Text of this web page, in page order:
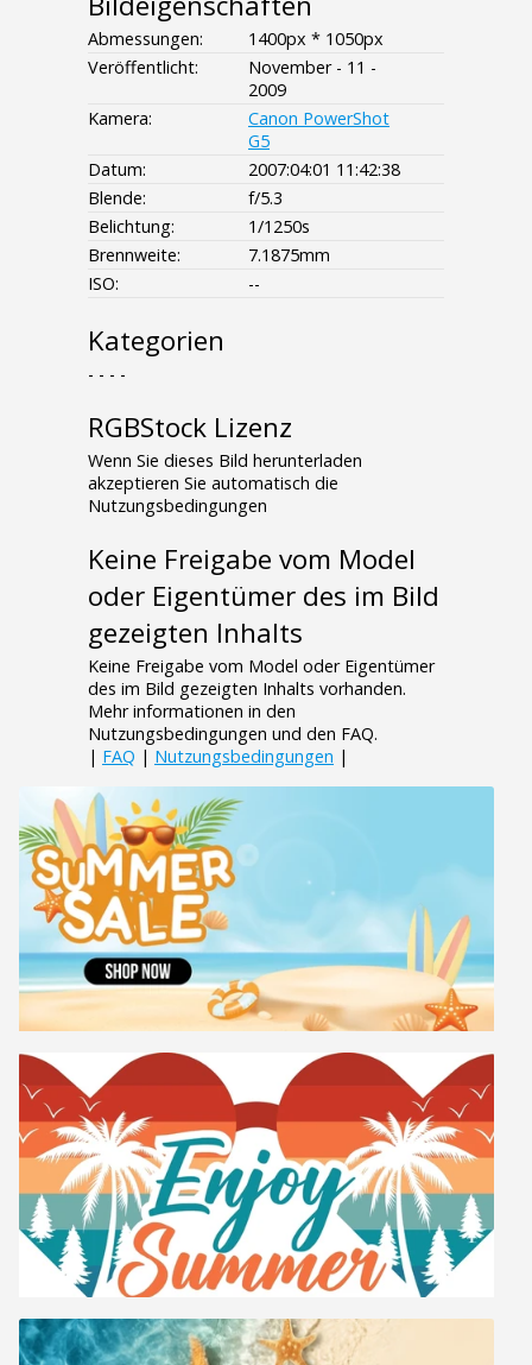
Abmessungen:
1400px * 1050px
Veröffentlicht:
November - 11 -
2009
Kamera:
Canon PowerShot
G5
Datum:
2007:04:01 11:42:38
Blende:
f/5.3
Belichtung:
1/1250s
Brennweite:
7.1875mm
ISO:
--
Kategorien
- - - -
RGBStock Lizenz
Wenn Sie dieses Bild herunterladen
akzeptieren Sie automatisch die
Nutzungsbedingungen
Keine Freigabe vom Model
oder Eigentümer des im Bild
gezeigten Inhalts
Keine Freigabe vom Model oder Eigentümer
des im Bild gezeigten Inhalts vorhanden.
Mehr informationen in den
Nutzungsbedingungen und den FAQ.
| FAQ | Nutzungsbedingungen |